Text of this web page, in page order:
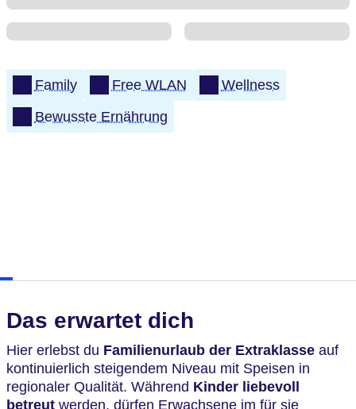
Family Free WLAN
Wellness
Bewusste Ernährung
Das erwartet dich
Hier erlebst du Familienurlaub der Extraklasse auf
kontinuierlich steigendem Niveau mit Speisen in
regionaler Qualität. Während Kinder liebevoll
betreut werden, dürfen Erwachsene im für sie